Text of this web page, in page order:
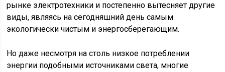
рынке электротехники и постепенно вытесняет другие
виды, являясь на сегодняшний день самым
экологически чистым и энергосберегающим.
Но даже несмотря на столь низкое потреблении
энергии подобными источниками света, многие